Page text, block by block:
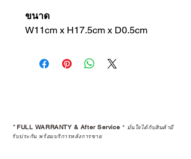
ขนาด
W11cm x H17.5cm x D0.5cm
*FULL WARRANTY & After Service * มั่นใจได้กับสินค้ามี
รับประกัน พร้อมบริการหลังการขาย